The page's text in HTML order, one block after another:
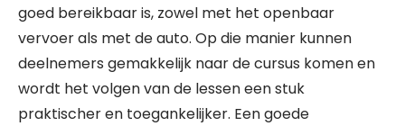
goed bereikbaar is, zowel met het openbaar
vervoer als met de auto. Op die manier kunnen
deelnemers gemakkelijk naar de cursus komen en
wordt het volgen van de lessen een stuk
praktischer en toegankelijker. Een goede